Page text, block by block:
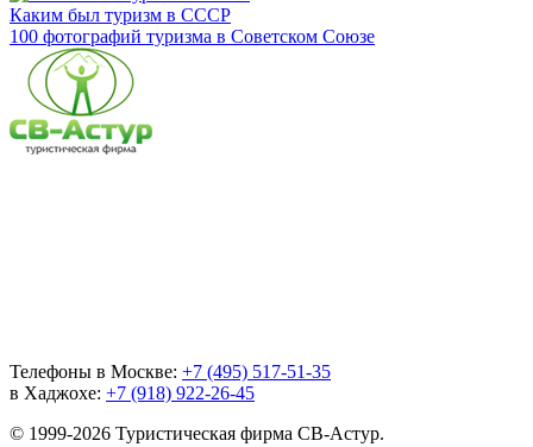
Каким был туризм в СССР
100 фотографий туризма в Советском Союзе
Телефоны в Москве: +7 (495) 517-51-35
в Хаджохе: +7 (918) 922-26-45
© 1999-2026 Туристическая фирма СВ-Астур.